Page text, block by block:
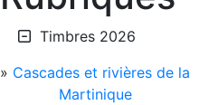
Timbres 2026
» Cascades et rivières de la
Martinique